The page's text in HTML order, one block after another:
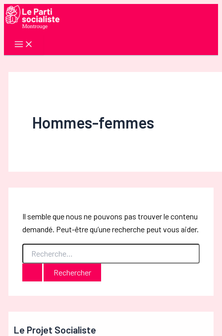
Aller
au
Hommes-femmes
Il semble que nous ne pouvons pas trouver le contenu
demandé. Peut-être qu’une recherche peut vous aider.
Rechercher :
Le Projet Socialiste